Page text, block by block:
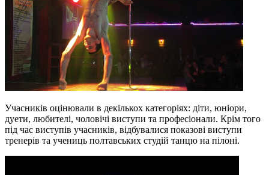
Учасників оцінювали в декількох категоріях: діти, юніори,
дуети, любителі, чоловічі виступи та професіонали. Крім того
під час виступів учасників, відбувалися показові виступи
тренерів та учениць полтавських студій танцю на пілоні.